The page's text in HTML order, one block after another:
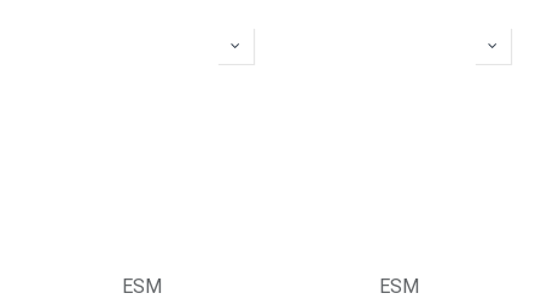
ESM ESM